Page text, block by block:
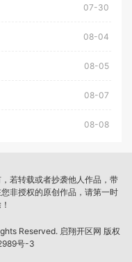
07-30
08-04
08-05
08-07
08-08
若转载或者抄袭他人作品，带
非授权的原创作品，请第一时
Reserved. 启翔开区网 版权
号-3